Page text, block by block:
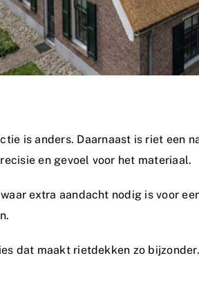
is anders. Daarnaast is riet een
en gevoel voor het materiaal.
extra aandacht nodig is voor
dat maakt rietdekken zo bijzonder.